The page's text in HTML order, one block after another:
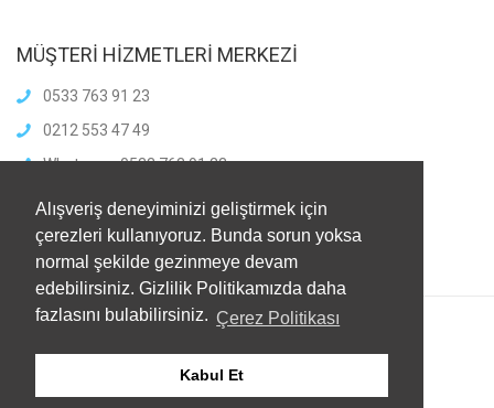
Alışveriş deneyiminizi geliştirmek için
çerezleri kullanıyoruz. Bunda sorun yoksa
normal şekilde gezinmeye devam
edebilirsiniz. Gizlilik Politikamızda daha
fazlasını bulabilirsiniz. Çerez Politikası
Kabul Et
MÜŞTERİ HİZMETLERİ MERKEZİ
0533 763 91 23
0212 553 47 49
Whatsapp: 0533 763 91 23
info@meliscicekcilik.com
Haftaiçi :8.00-21.00
HaftaSonu:8.00-21.00